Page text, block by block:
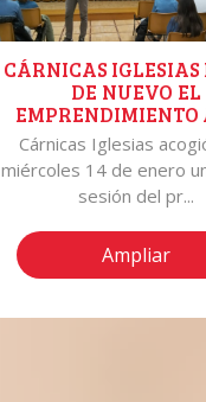
CÁRNICAS
DE NUEVO EL
EMPRENDIMIENTO
ALUMNOS DE
CALASANZ DE
Cárnicas Iglesias
miércoles 14 de enero
sesión del pr...
Ampliar